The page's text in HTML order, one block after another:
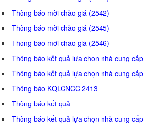
Thông báo mời chào giá (2542)
Thông báo mời chào giá (2545)
Thông báo mời chào giá (2546)
Thông báo kết quả lựa chọn nhà cung cấp
Thông báo kết quả lựa chọn nhà cung cấp
Thông báo KQLCNCC 2413
Thông báo kết quả
Thông báo kết quả lựa chọn nhà cung cấp